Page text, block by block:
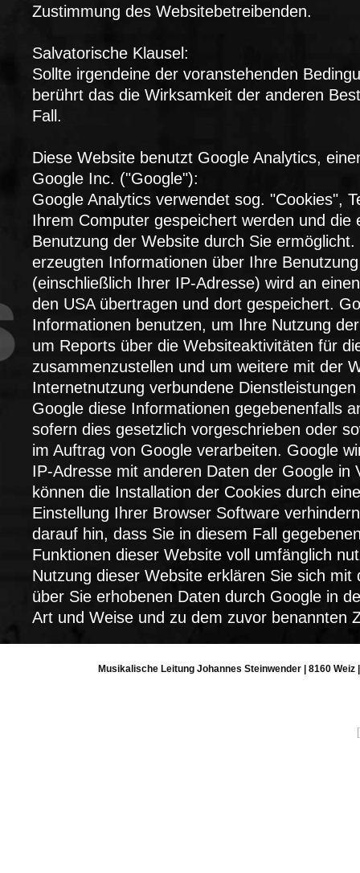
Zustimmung des Websitebetreibenden.
Salvatorische Klausel:
Sollte irgendeine der voranstehenden
berührt das die Wirksamkeit der anderen
Fall.
Diese Website benutzt Google Analytics,
Google Inc. ("Google"):
Google Analytics verwendet sog. "Cookies",
Ihrem Computer gespeichert werden und die
Benutzung der Website durch Sie
erzeugten Informationen über Ihre
(einschließlich Ihrer IP-Adresse) wird an
den USA übertragen und dort gespeichert.
Informationen benutzen, um Ihre Nutzung
um Reports über die Websiteaktivitäten für
zusammenzustellen und um weitere mit der
Internetnutzung verbundene
Google diese Informationen gegebenenfalls
sofern dies gesetzlich vorgeschrieben oder
im Auftrag von Google verarbeiten. Google
IP-Adresse mit anderen Daten der Google in
können die Installation der Cookies durch
Einstellung Ihrer Browser Software
darauf hin, dass Sie in diesem Fall
Funktionen dieser Website voll umfänglich
Nutzung dieser Website erklären Sie sich mit
über Sie erhobenen Daten durch Google in
Art und Weise und zu dem zuvor benannten
Musikalische Leitung Johannes Steinwender | 8160 Weiz